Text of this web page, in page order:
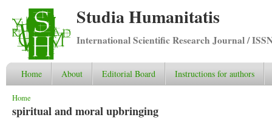
Studia Humanitatis
International Scientific Research Journal /
Home About Editorial Board Instructions for authors
You are here
Home
spiritual and moral upbringing